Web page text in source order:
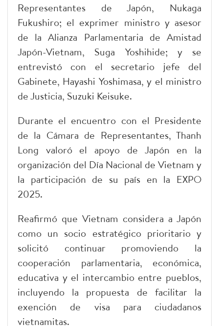
Representantes de Japón, Nukaga
Fukushiro; el exprimer ministro y asesor
de la Alianza Parlamentaria de Amistad
Japón-Vietnam, Suga Yoshihide; y se
entrevistó con el secretario jefe del
Gabinete, Hayashi Yoshimasa, y el ministro
de Justicia, Suzuki Keisuke.
Durante el encuentro con el Presidente
de la Cámara de Representantes, Thanh
Long valoró el apoyo de Japón en la
organización del Día Nacional de Vietnam y
la participación de su país en la EXPO
2025.
Reafirmó que Vietnam considera a Japón
como un socio estratégico prioritario y
solicitó continuar promoviendo la
cooperación parlamentaria, económica,
educativa y el intercambio entre pueblos,
incluyendo la propuesta de facilitar la
exención de visa para ciudadanos
vietnamitas.